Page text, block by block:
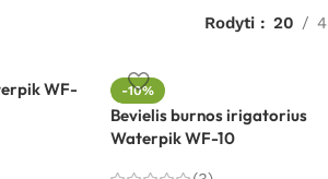
Rodyti 20
WF-
-10%
Bevielis burnos irigatorius
Waterpik WF-10